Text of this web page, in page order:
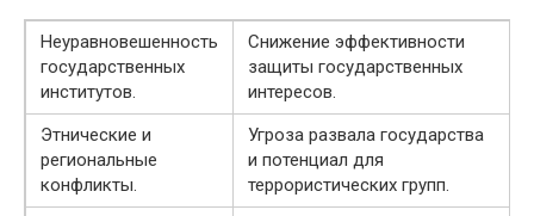
Неуравновешенность
государственных
институтов.
Снижение эффективности
защиты государственных
интересов.
Этнические и
региональные
конфликты.
Угроза развала государства
и потенциал для
террористических групп.